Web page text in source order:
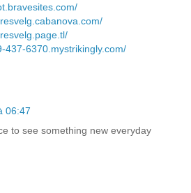
437-6370.mystrikingly.com/
06:47
to see something new everyday